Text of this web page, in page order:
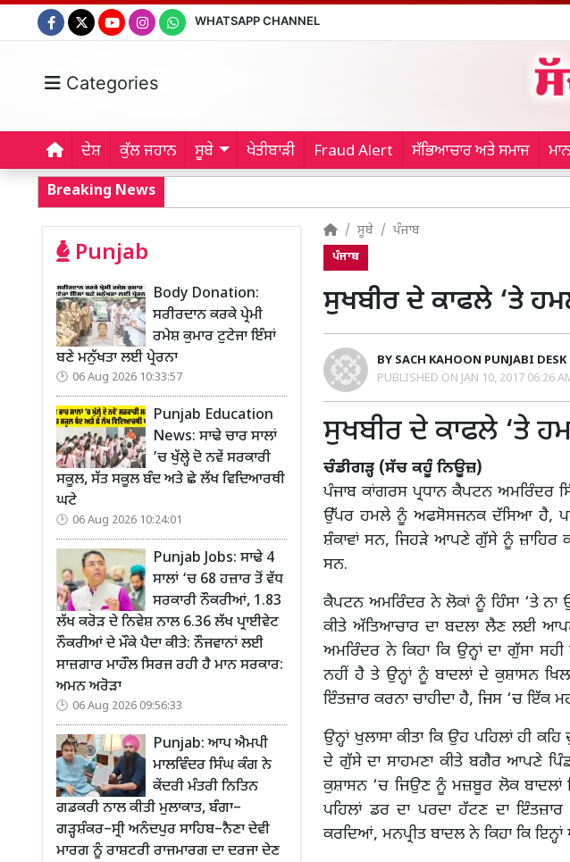
WHATSAPP CHANNEL
Categories
ਦੇਸ਼ ਕੁੱਲ ਜਹਾਨ ਸੂਬੇ ਖੇਤੀਬਾੜੀ Fraud Alert ਸੱਭਿਆਚਾਰ ਅਤੇ ਸਮਾਜ
Breaking News
Punjab
Body Donation:
ਸਰੀਰਦਾਨ ਕਰਕੇ ਪ੍ਰੇਮੀ
ਰਮੇਸ਼ ਕੁਮਾਰ ਟੁਟੇਜਾ ਇੰਸਾਂ
ਬਣੇ ਮਨੁੱਖਤਾ ਲਈ ਪ੍ਰੇਰਨਾ
06 Aug 2026 10:33:57
Punjab Education
News: ਸਾਢੇ ਚਾਰ ਸਾਲਾਂ
’ਚ ਖੁੱਲ੍ਹੇ ਦੋ ਨਵੇਂ ਸਰਕਾਰੀ
ਸਕੂਲ, ਸੱਤ ਸਕੂਲ ਬੰਦ ਅਤੇ ਛੇ ਲੱਖ ਵਿਦਿਆਰਥੀ
ਘਟੇ
06 Aug 2026 10:24:01
Punjab Jobs: ਸਾਢੇ 4
ਸਾਲਾਂ ‘ਚ 68 ਹਜ਼ਾਰ ਤੋਂ ਵੱਧ
ਸਰਕਾਰੀ ਨੌਕਰੀਆਂ, 1.83
ਲੱਖ ਕਰੋੜ ਦੇ ਨਿਵੇਸ਼ ਨਾਲ 6.36 ਲੱਖ ਪ੍ਰਾਈਵੇਟ
ਨੌਕਰੀਆਂ ਦੇ ਮੌਕੇ ਪੈਦਾ ਕੀਤੇ: ਨੌਜਵਾਨਾਂ ਲਈ
ਸਾਜ਼ਗਾਰ ਮਾਹੌਲ ਸਿਰਜ ਰਹੀ ਹੈ ਮਾਨ ਸਰਕਾਰ:
ਅਮਨ ਅਰੋੜਾ
06 Aug 2026 09:56:33
Punjab: ਆਪ ਐਮਪੀ
ਮਾਲਵਿੰਦਰ ਸਿੰਘ ਕੰਗ ਨੇ
ਕੇਂਦਰੀ ਮੰਤਰੀ ਨਿਤਿਨ
ਗਡਕਰੀ ਨਾਲ ਕੀਤੀ ਮੁਲਾਕਾਤ, ਬੰਗਾ–
ਗੜ੍ਹਸ਼ੰਕਰ–ਸ੍ਰੀ ਅਨੰਦਪੁਰ ਸਾਹਿਬ–ਨੈਣਾ ਦੇਵੀ
ਮਾਰਗ ਨੂੰ ਰਾਸ਼ਟਰੀ ਰਾਜਮਾਰਗ ਦਾ ਦਰਜਾ ਦੇਣ
ਸੂਬੇ ਪੰਜਾਬ
ਪੰਜਾਬ
ਸੁਖਬੀਰ ਦੇ ਕਾਫਲੇ ‘ਤੇ
BY SACH KAHOON PUNJABI DESK
PUBLISHED ON JAN 10, 2017 06:26
ਸੁਖਬੀਰ ਦੇ ਕਾਫਲੇ ‘ਤੇ
ਚੰਡੀਗੜ੍ਹ (ਸੱਚ ਕਹੂੰ ਨਿਊਜ਼)
ਪੰਜਾਬ ਕਾਂਗਰਸ ਪ੍ਰਧਾਨ ਕੈਪਟਨ ਅਮਰਿੰਦਰ
ਉੱਪਰ ਹਮਲੇ ਨੂੰ ਅਫਸੋਸਜਨਕ ਦੱਸਿਆ ਹੈ,
ਸ਼ੰਕਾਵਾਂ ਸਨ, ਜਿਹੜੇ ਆਪਣੇ ਗੁੱਸੇ ਨੂੰ ਜ਼ਾਹਿਰ
ਸਨ.
ਕੈਪਟਨ ਅਮਰਿੰਦਰ ਨੇ ਲੋਕਾਂ ਨੂੰ ਹਿੰਸਾ ‘ਤੇ ਨਾ
ਕੀਤੇ ਅੱਤਿਆਚਾਰ ਦਾ ਬਦਲਾ ਲੈਣ ਲਈ
ਅਮਰਿੰਦਰ ਨੇ ਕਿਹਾ ਕਿ ਉਨ੍ਹਾਂ ਦਾ ਗੁੱਸਾ
ਨਹੀਂ ਹੈ ਤੇ ਉਨ੍ਹਾਂ ਨੂੰ ਬਾਦਲਾਂ ਦੇ ਕੁਸ਼ਾਸਨ
ਇੰਤਜ਼ਾਰ ਕਰਨਾ ਚਾਹੀਦਾ ਹੈ, ਜਿਸ ‘ਚ ਇੱਕ
ਉਨ੍ਹਾਂ ਖੁਲਾਸਾ ਕੀਤਾ ਕਿ ਉਹ ਪਹਿਲਾਂ ਹੀ
ਦੇ ਗੁੱਸੇ ਦਾ ਸਾਹਮਣਾ ਕੀਤੇ ਬਗੈਰ ਆਪਣੇ
ਕੁਸ਼ਾਸਨ ‘ਚ ਜਿਉਣ ਨੂੰ ਮਜ਼ਬੂਰ ਲੋਕ ਬਾਦਲਾਂ
ਪਹਿਲਾਂ ਡਰ ਦਾ ਪਰਦਾ ਹੱਟਣ ਦਾ
ਕਰਦਿਆਂ, ਮਨਪ੍ਰੀਤ ਬਾਦਲ ਨੇ ਕਿਹਾ ਕਿ